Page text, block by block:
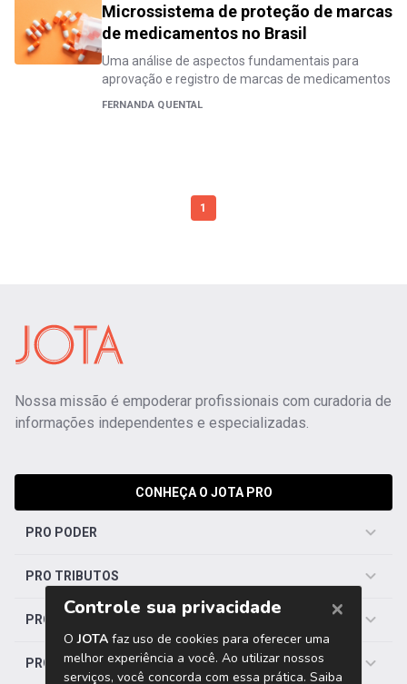
Microssistema de proteção de marcas
de medicamentos no Brasil
Uma análise de aspectos fundamentais para
aprovação e registro de marcas de medicamentos
FERNANDA QUENTAL
1
Nossa missão é empoderar profissionais com curadoria de
informações independentes e especializadas.
CONHEÇA O JOTA PRO
PRO PODER
PRO TRIBUTOS
PRO TRABALHISTA
PRO SAÚDE